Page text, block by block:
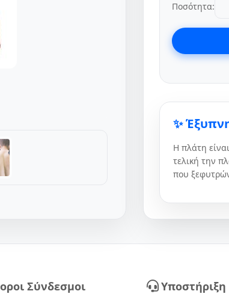
Ποσότητα:
✨
Η πλάτη
τελική την
που
Σύνδεσμοι Υποστήριξη